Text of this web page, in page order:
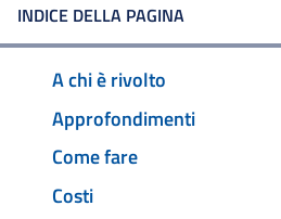
INDICE DELLA PAGINA
A chi è rivolto
Approfondimenti
Come fare
Costi